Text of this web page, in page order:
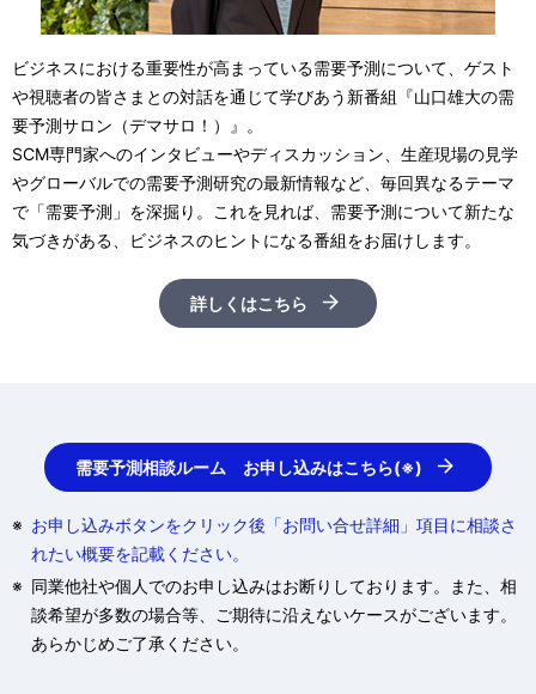
ビジネスにおける重要性が高まっている需要予測について、ゲスト
や視聴者の皆さまとの対話を通じて学びあう新番組『山口雄大の需
要予測サロン（デマサロ！）』。
SCM専門家へのインタビューやディスカッション、生産現場の見学
やグローバルでの需要予測研究の最新情報など、毎回異なるテーマ
で「需要予測」を深掘り。これを見れば、需要予測について新たな
気づきがある、ビジネスのヒントになる番組をお届けします。
詳しくはこちら
需要予測相談ルーム お申し込みはこちら(※)
※ お申し込みボタンをクリック後「お問い合せ詳細」項目に相談さ
れたい概要を記載ください。
※ 同業他社や個人でのお申し込みはお断りしております。また、相
談希望が多数の場合等、ご期待に沿えないケースがございます。
あらかじめご了承ください。